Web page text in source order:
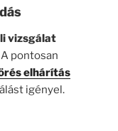
vizsgálat
pontosan
elhárítás
igényel.